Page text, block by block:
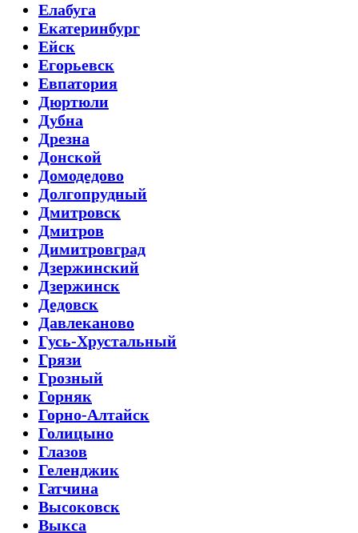
Елабуга
Екатеринбург
Ейск
Егорьевск
Евпатория
Дюртюли
Дубна
Дрезна
Донской
Домодедово
Долгопрудный
Дмитровск
Дмитров
Димитровград
Дзержинский
Дзержинск
Дедовск
Давлеканово
Гусь-Хрустальный
Грязи
Грозный
Горняк
Горно-Алтайск
Голицыно
Глазов
Геленджик
Гатчина
Высоковск
Выкса